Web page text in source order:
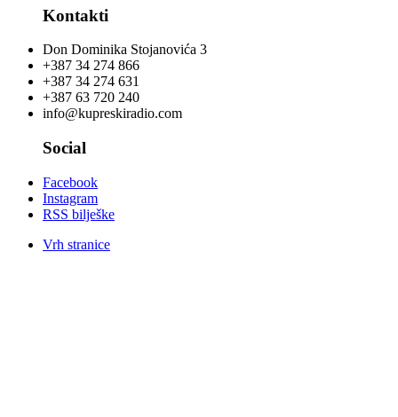
Kontakti
Don Dominika Stojanovića 3
+387 34 274 866
+387 34 274 631
+387 63 720 240
info@kupreskiradio.com
Social
Facebook
Instagram
RSS bilješke
Vrh stranice